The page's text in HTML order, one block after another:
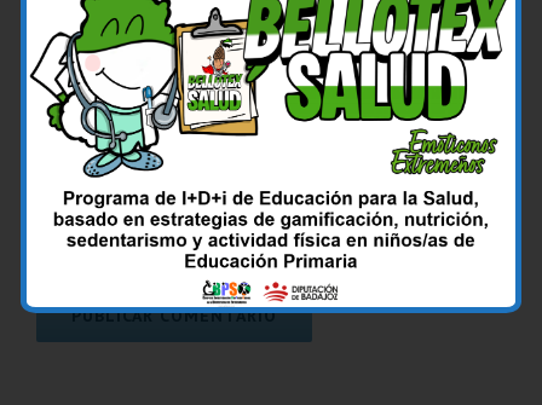
Guardar mi nombre, email y sitio web en este navegador
para la próxima vez que comente.
Sí, agrégame a tus listas de correos